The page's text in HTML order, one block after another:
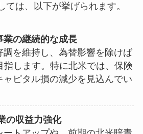
ては、以下が挙げられます。
の継続的な成長
調を維持し、為替影響を除けば
指します。特に北米では、保険
ャピタル損の減少を見込んでい
の収益力強化